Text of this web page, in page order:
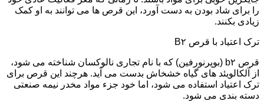
را برای شاد بودن به دست آورد، این قرص ها می توانند به او کمک
زیادی بکنند.
ترک اعتیاد با قرص B۲
قرص b۲ (بوپرنورفین) که با نام تجاری نالوکسان شناخته می شود،
از آلکالویئد های گیاه خشخاش بدست می آید. هرچند این قرص برای
ترک اعتیاد استفاده می شود، اما خود جزء مواد مخدر نیمه صنعتی
دسته بندی می شود.